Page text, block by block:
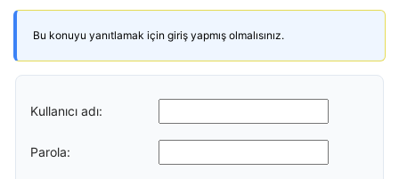
Bu konuyu yanıtlamak için giriş yapmış olmalısınız.
Kullanıcı adı:
Parola: